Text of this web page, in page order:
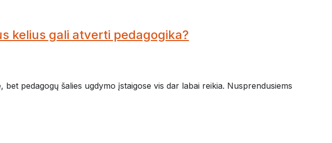
kelius gali atverti pedagogika?
pedagogų šalies ugdymo įstaigose vis dar labai reikia. Nusprendusiems